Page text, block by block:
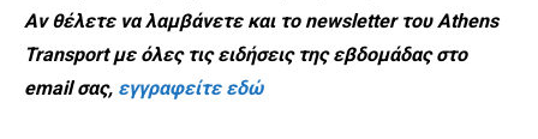
Αν θέλετε να λαμβάνετε και το newsletter του Athens
Transport με όλες τις ειδήσεις της εβδομάδας στο
email σας, εγγραφείτε εδώ